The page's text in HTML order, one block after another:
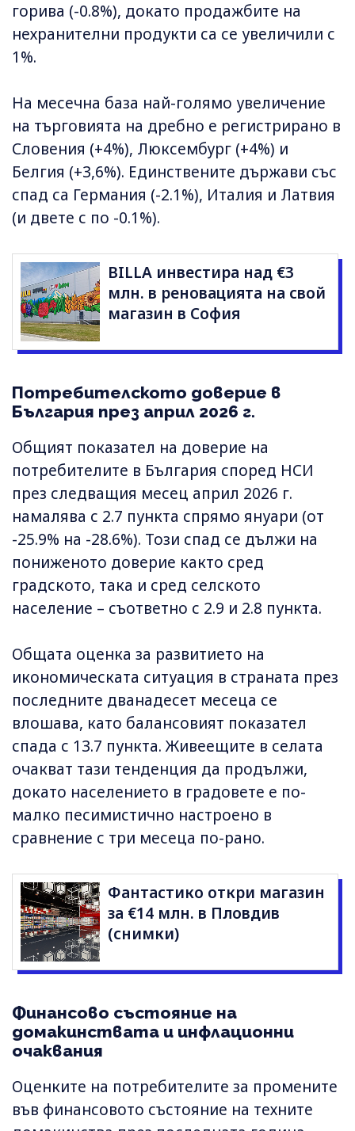
горива (-0.8%), докато продажбите на
нехранителни продукти са се увеличили с
1%.
На месечна база най-голямо увеличение
на търговията на дребно е регистрирано в
Словения (+4%), Люксембург (+4%) и
Белгия (+3,6%). Единствените държави със
спад са Германия (-2.1%), Италия и Латвия
(и двете с по -0.1%).
BILLA инвестира над €3
млн. в реновацията на свой
магазин в София
Потребителското доверие в
България през април 2026 г.
Общият показател на доверие на
потребителите в България според НСИ
през следващия месец април 2026 г.
намалява с 2.7 пункта спрямо януари (от
-25.9% на -28.6%). Този спад се дължи на
пониженото доверие както сред
градското, така и сред селското
население – съответно с 2.9 и 2.8 пункта.
Общата оценка за развитието на
икономическата ситуация в страната през
последните дванадесет месеца се
влошава, като балансовият показател
спада с 13.7 пункта. Живеещите в селата
очакват тази тенденция да продължи,
докато населението в градовете е по-
малко песимистично настроено в
сравнение с три месеца по-рано.
Фантастико откри магазин
за €14 млн. в Пловдив
(снимки)
Финансово състояние на
домакинствата и инфлационни
очаквания
Оценките на потребителите за промените
във финансовото състояние на техните